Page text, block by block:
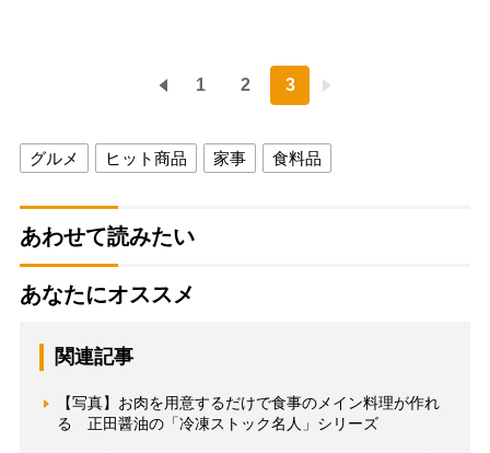
1 2 3
グルメ ヒット商品 家事 食料品
あわせて読みたい
あなたにオススメ
関連記事
【写真】お肉を用意するだけで食事のメイン料理が作れ
る 正田醤油の「冷凍ストック名人」シリーズ